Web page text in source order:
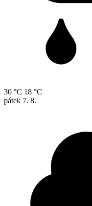
30 °C 18 °C
pátek 7. 8.